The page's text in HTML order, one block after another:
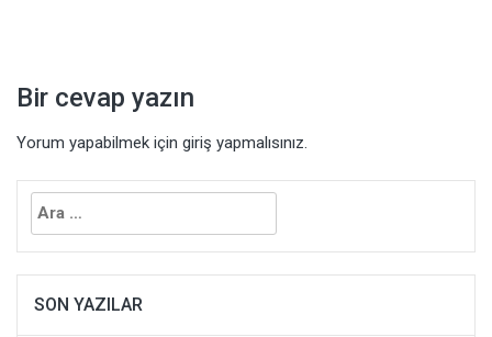
Bir cevap yazın
Yorum yapabilmek için giriş yapmalısınız.
Arama:
SON YAZILAR